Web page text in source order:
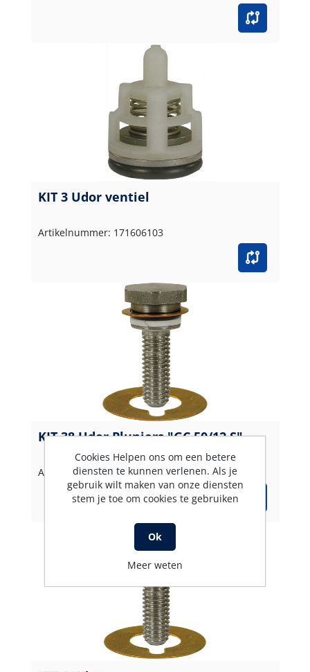
KIT 3 Udor ventiel
Artikelnummer: 171606103
KIT 38 Udor Plunjers "GC 50/12 S"
Artikelnummer: 171606138
Cookies Helpen ons om een betere
diensten te kunnen verlenen. Als je
gebruik wilt maken van onze diensten
stem je toe om cookies te gebruiken
Ok
Meer weten